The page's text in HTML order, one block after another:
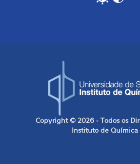
Copyright © 2026 - Todos os
Instituto de Química